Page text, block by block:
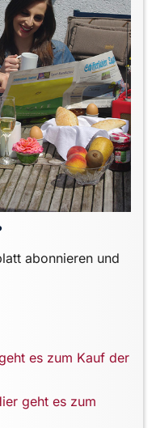
abonnieren und
es zum Kauf der
geht es zum